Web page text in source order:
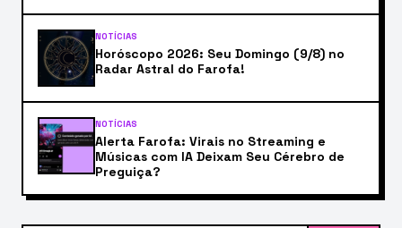
NOTÍCIAS
Horóscopo 2026: Seu Domingo (9/8) no
Radar Astral do Farofa!
NOTÍCIAS
Alerta Farofa: Virais no Streaming e
Músicas com IA Deixam Seu Cérebro de
Preguiça?